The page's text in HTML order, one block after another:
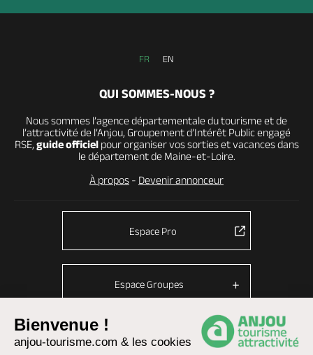
Bienvenue !
anjou-tourisme.com & les cookies
FR EN
QUI SOMMES-NOUS ?
Nous sommes l’agence départementale du tourisme et de
l’attractivité de l’Anjou, Groupement d’Intérêt Public engagé
RSE, guide officielpour organiser vos sorties et vacances dans
le département de Maine-et-Loire.
À propos - Devenir annonceur
Espace Pro
Espace Groupes
© Anjou tourisme 2026 -Plan du site-Fonctionnement du site